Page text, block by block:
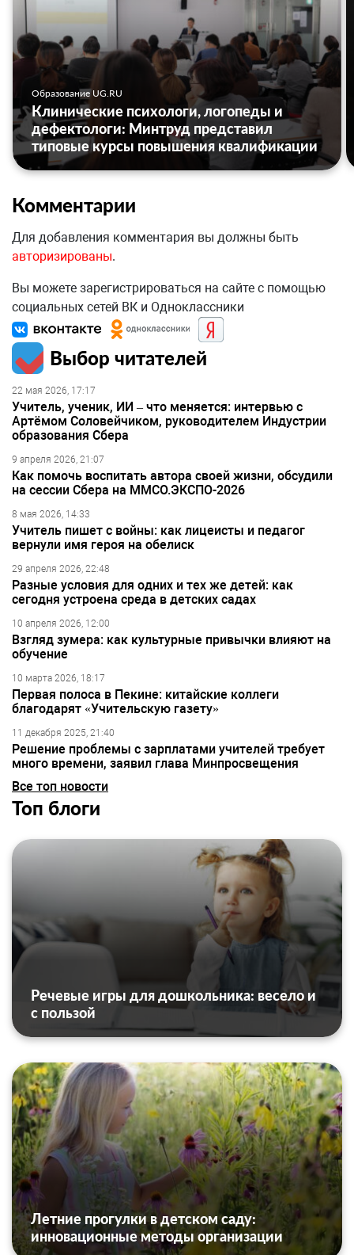
Образование UG.RU
Клинические психологи, логопеды и
дефектологи: Минтруд представил
типовые курсы повышения квалификации
Комментарии
Для добавления комментария вы должны быть
авторизированы.
Вы можете зарегистрироваться на сайте с помощью
социальных сетей ВК и Одноклассники
Выбор читателей
22 мая 2026, 17:17
Учитель, ученик, ИИ – что меняется: интервью с
Артёмом Соловейчиком, руководителем Индустрии
образования Сбера
9 апреля 2026, 21:07
Как помочь воспитать автора своей жизни, обсудили
на сессии Сбера на ММСО.ЭКСПО-2026
8 мая 2026, 14:33
Учитель пишет с войны: как лицеисты и педагог
вернули имя героя на обелиск
29 апреля 2026, 22:48
Разные условия для одних и тех же детей: как
сегодня устроена среда в детских садах
10 апреля 2026, 12:00
Взгляд зумера: как культурные привычки влияют на
обучение
10 марта 2026, 18:17
Первая полоса в Пекине: китайские коллеги
благодарят «Учительскую газету»
11 декабря 2025, 21:40
Решение проблемы с зарплатами учителей требует
много времени, заявил глава Минпросвещения
Все топ новости
Топ блоги
Речевые игры для дошкольника: весело и
с пользой
Летние прогулки в детском саду:
инновационные методы организации